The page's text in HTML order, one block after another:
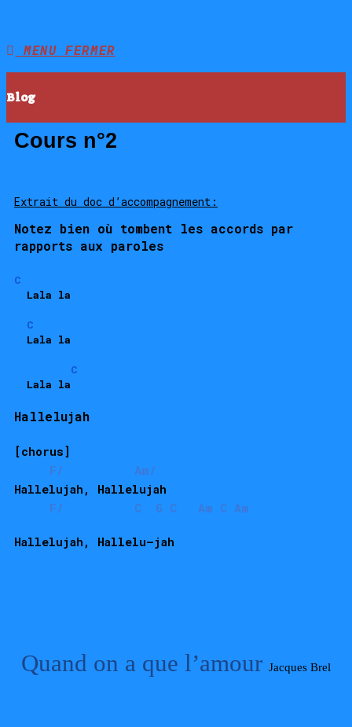
MENU FERMER
Blog
Cours n°2
Extrait du doc d’accompagnement:
Notez bien où tombent les accords par
rapports aux paroles
C
Lala la
C
Lala la
C
Lala la
Hallelujah
[chorus]
F/          Am/
Hallelujah, Hallelujah
F/          C  G C   Am C Am
Hallelujah, Hallelu—jah
Quand on a que l’amour Jacques Brel